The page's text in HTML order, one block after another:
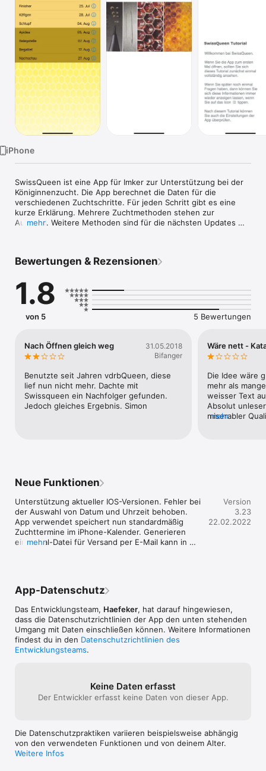
TV
iPhone
SwissQueen ist eine App für Imker zur Unterstützung bei der
Königinnenzucht. Die App berechnet die Daten für die
verschiedenen Zuchtschritte. Für jeden Schritt gibt es eine
kurze Erklärung. Mehrere Zuchtmethoden stehen zur
Auswahl. Weitere Methoden sind für die nächsten Updates
Wenn der Zuchtkalender für eine Serie festgelegt ist, kann er
werden. Dabei wird der Kalender auch als iCalendar-Datei
erzeugt und kann als E-Mailanhang in Outlook oder iCal
importiert werden. Dabei wird auch eine Erinnerung gesetzt.
sondern die Verwendung eines eigenen Kalenders mit dem
Namen DBIBqueen ist zusätzlich möglich.
Ab Version 3.00 gibt es ein Tutorial und die Einstellungen für
die App werden automatisch bei der Erstinstallation
aufgerufen.
mehr
Bewertungen & Rezensionen
1.8
von 5 5 Bewertungen
Nach Öffnen gleich weg
31.05.2018
Bifanger
Benutzte seit Jahren vdrbQueen, diese
lief nun nicht mehr. Dachte mit
Swissqueen ein Nachfolger gefunden.
Jedoch gleiches Ergebnis. Simon
Wäre nett -
Die Idee wäre
mehr als
weisser Text
Absolut
miserabler
mehr
Neue Funktionen
Unterstützung aktueller IOS-Versionen. Fehler bei
der Auswahl von Datum und Uhrzeit behoben.
App verwendet speichert nun standardmäßig
Zuchttermine im iPhone-Kalender. Generieren
einer iCal-Datei für Versand per E-Mail kann in
mehr
Version
3.23
22.02.2022
App-Datenschutz
Das Entwicklungsteam, Haefeker, hat darauf hingewiesen,
dass die Datenschutz­richtlinien der App den unten stehenden
Umgang mit Daten einschließen können. Weitere Informationen
findest du in den Datenschutzrichtlinien des
Entwicklungsteams.
Keine Daten erfasst
Der Entwickler erfasst keine Daten von dieser App.
Die Datenschutzpraktiken variieren beispielsweise abhängig
von den verwendeten Funktionen und von deinem Alter.
Weitere Infos